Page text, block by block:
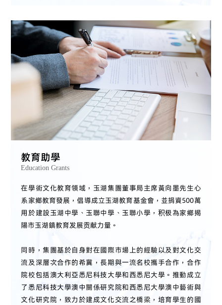
教育助學
Education Grants
在學術文化教育領域，玉湖集團董事局主席黃向墨先生心
系家鄉教育發展，倡導成立玉湖教育基金會，並捐資500萬
用於建設玉湖中學、玉聯中學、玉聯小學，积极為家鄉揭
陽市玉湖鎮教育发展贡献力量。
同時，集團基於自身對在國際市場上的經驗以及對文化交
流及深層次合作的希冀，長期與一流名校攜手合作，合作
院校包括澳大利亞悉尼科技大學和西悉尼大學。推動成立
了悉尼科技大學澳中關係研究院和西悉尼大學澳中藝術與
文化研究院，致力於建成文化交流之橋梁，培育學生的國